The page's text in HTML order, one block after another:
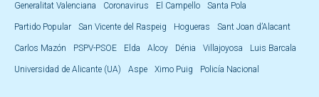
Generalitat Valenciana Coronavirus El Campello Santa Pola
Partido Popular San Vicente del Raspeig Hogueras Sant Joan d’Alacant
Carlos Mazón PSPV-PSOE Elda Alcoy Dénia Villajoyosa Luis Barcala
Universidad de Alicante (UA) Aspe Ximo Puig Policía Nacional